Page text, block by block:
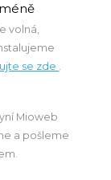
volná,
se zde .
Mioweb
a pošleme